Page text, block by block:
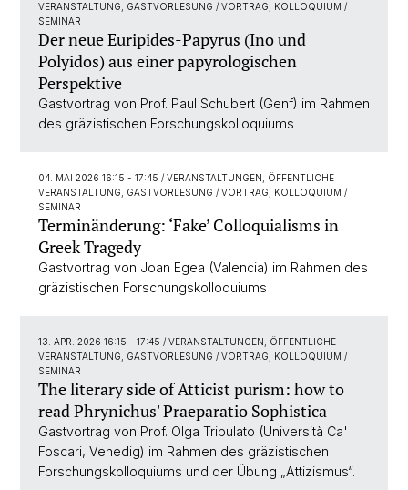
VERANSTALTUNG, GASTVORLESUNG / VORTRAG, KOLLOQUIUM /
SEMINAR
Der neue Euripides-Papyrus (Ino und
Polyidos) aus einer papyrologischen
Perspektive
Gastvortrag von Prof. Paul Schubert (Genf) im Rahmen
des gräzistischen Forschungskolloquiums
04. MAI 2026 16:15 - 17:45 / VERANSTALTUNGEN, ÖFFENTLICHE
VERANSTALTUNG, GASTVORLESUNG / VORTRAG, KOLLOQUIUM /
SEMINAR
Terminänderung: ‘Fake’ Colloquialisms in
Greek Tragedy
Gastvortrag von Joan Egea (Valencia) im Rahmen des
gräzistischen Forschungskolloquiums
13. APR. 2026 16:15 - 17:45 / VERANSTALTUNGEN, ÖFFENTLICHE
VERANSTALTUNG, GASTVORLESUNG / VORTRAG, KOLLOQUIUM /
SEMINAR
The literary side of Atticist purism: how to
read Phrynichus' Praeparatio Sophistica
Gastvortrag von Prof. Olga Tribulato (Università Ca'
Foscari, Venedig) im Rahmen des gräzistischen
Forschungskolloquiums und der Übung „Attizismus“.